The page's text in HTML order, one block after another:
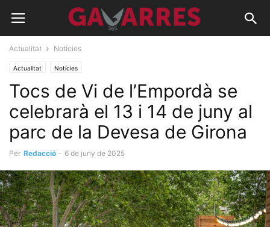
Actualitat Notícies
Actualitat Notícies
Tocs de Vi de l’Empordà se
celebrarà el 13 i 14 de juny al
parc de la Devesa de Girona
Per Redacció - 6 de juny de 2025